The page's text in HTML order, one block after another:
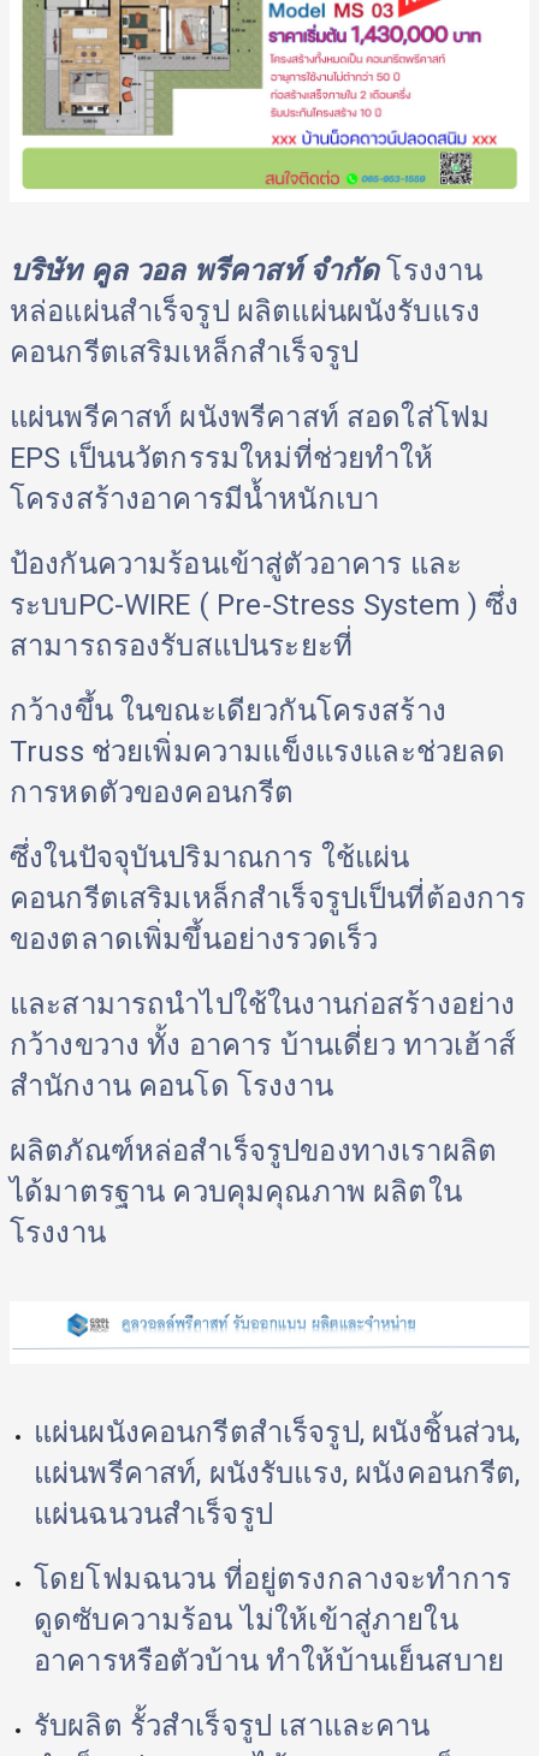
บริษัท คูล วอล พรีคาสท์ จำกัด โรงงาน
หล่อแผ่นสำเร็จรูป ผลิตแผ่นผนังรับแรง
คอนกรีตเสริมเหล็กสำเร็จรูป
แผ่นพรีคาสท์ ผนังพรีคาสท์ สอดใส่โฟม
EPS เป็นนวัตกรรมใหม่ที่ช่วยทำให้
โครงสร้างอาคารมีน้ำหนักเบา
ป้องกันความร้อนเข้าสู่ตัวอาคาร และ
ระบบPC-WIRE ( Pre-Stress System ) ซึ่ง
สามารถรองรับสแปนระยะที่
กว้างขึ้น ในขณะเดียวกันโครงสร้าง
Truss ช่วยเพิ่มความแข็งแรงและช่วยลด
การหดตัวของคอนกรีต
ซึ่งในปัจจุบันปริมาณการ ใช้แผ่น
คอนกรีตเสริมเหล็กสำเร็จรูปเป็นที่ต้องการ
ของตลาดเพิ่มขึ้นอย่างรวดเร็ว
และสามารถนำไปใช้ในงานก่อสร้างอย่าง
กว้างขวาง ทั้ง อาคาร บ้านเดี่ยว ทาวเฮ้าส์
สำนักงาน คอนโด โรงงาน
ผลิตภัณฑ์หล่อสำเร็จรูปของทางเราผลิต
ได้มาตรฐาน ควบคุมคุณภาพ ผลิตใน
โรงงาน
แผ่นผนังคอนกรีตสำเร็จรูป, ผนังชิ้นส่วน,
แผ่นพรีคาสท์, ผนังรับแรง, ผนังคอนกรีต,
แผ่นฉนวนสำเร็จรูป
โดยโฟมฉนวน ที่อยู่ตรงกลางจะทำการ
ดูดซับความร้อน ไม่ให้เข้าสู่ภายใน
อาคารหรือตัวบ้าน ทำให้บ้านเย็นสบาย
รับผลิต รั้วสำเร็จรูป เสาและคาน